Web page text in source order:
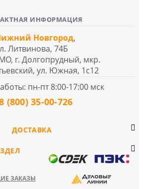
ИНФОРМАЦИЯ
Новгород,
Литвинова, 74Б
г. Долгопрудный, мкр.
ул. Южная, 1с12
пн-пт 8:00-17:00 мск
(800) 35-00-726
ДОСТАВКА
ЗАКАЗЫ